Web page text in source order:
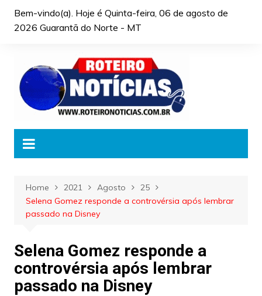
Bem-vindo(a). Hoje é Quinta-feira, 06 de agosto de
2026 Guarantã do Norte - MT
Home 2021 Agosto
25
Selena Gomez responde a controvérsia após lembrar
passado na Disney
Selena Gomez responde a
controvérsia após lembrar
passado na Disney